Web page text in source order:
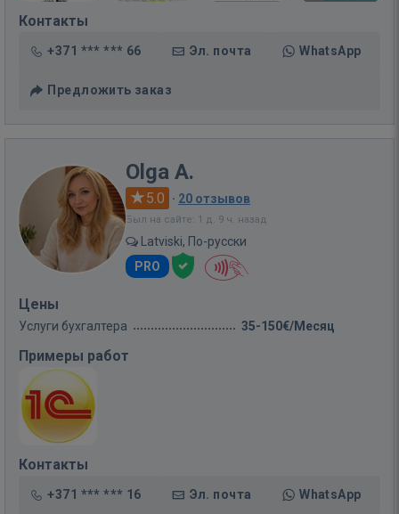
Контакты
+371 *** *** 66 Эл. почта WhatsApp
Предложить заказ
Olga A.
5.0 · 20 отзывов
Был на сайте: 1 д. 9 ч. назад
Latviski, По-русски
PRO
Цены
Услуги бухгалтера 35-150€/Месяц
Примеры работ
Контакты
+371 *** *** 16 Эл. почта WhatsApp